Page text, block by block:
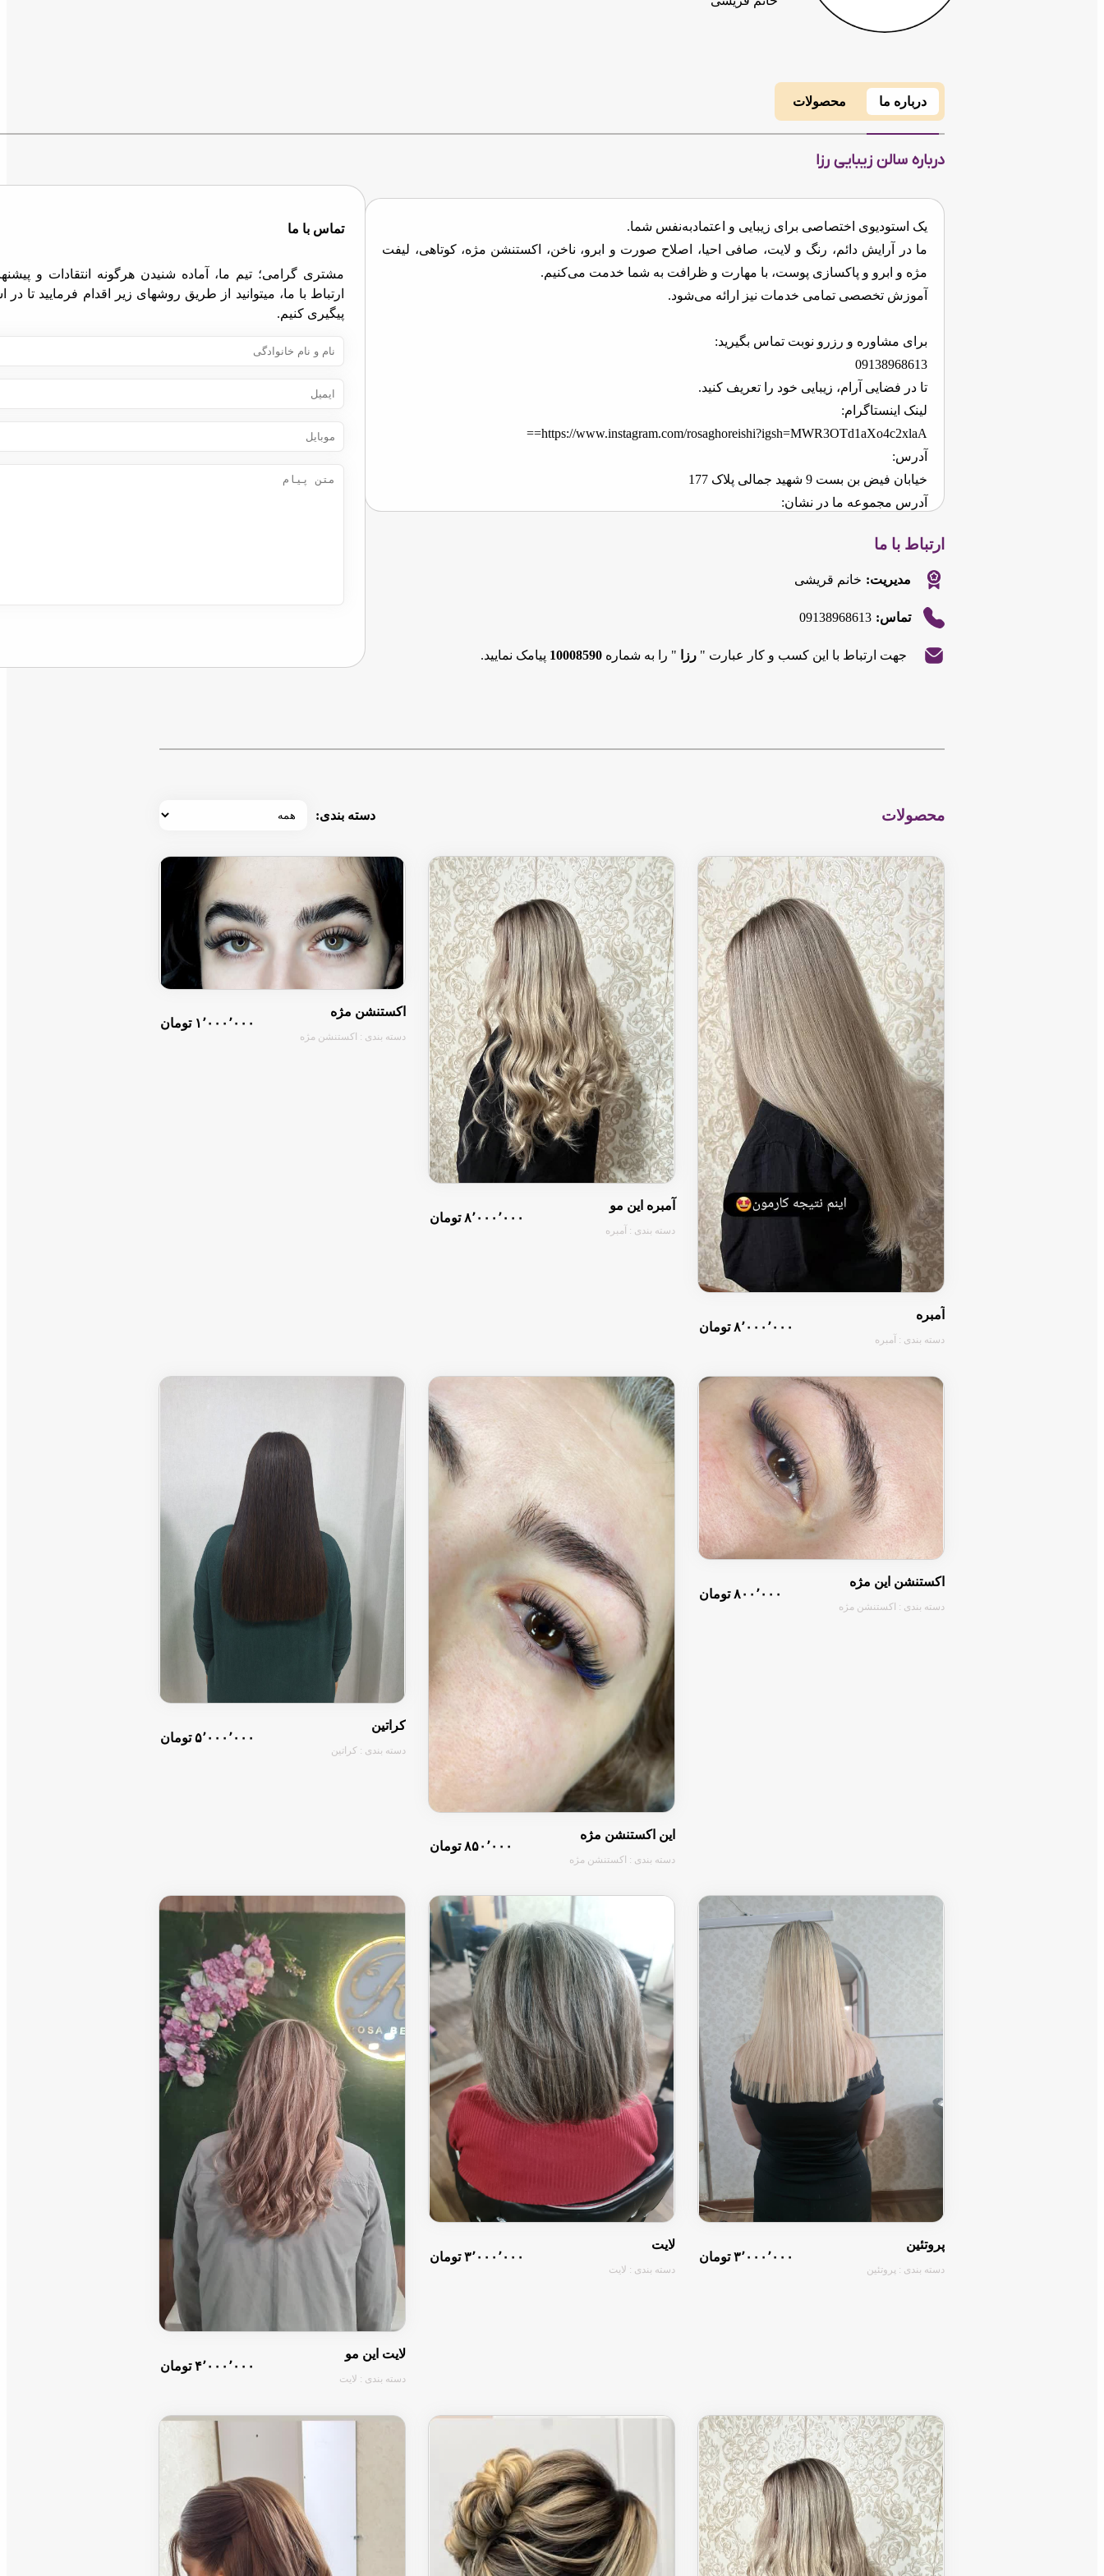
درباره ما محصولات
درباره سالن زیبایی رزا
یک استودیوی اختصاصی برای زیبایی و اعتمادبه‌نفس شما.
ما در آرایش دائم، رنگ و لایت، صافی احیا، اصلاح صورت و ابرو، ناخن، اکستنشن مژه، کوتاهی، لیفت
مژه و ابرو و پاکسازی پوست، با مهارت و ظرافت به شما خدمت می‌کنیم.
آموزش تخصصی تمامی خدمات نیز ارائه می‌شود.
برای مشاوره و رزرو نوبت تماس بگیرید:
09138968613
تا در فضایی آرام، زیبایی خود را تعریف کنید.
لینک اینستاگرام:
https://www.instagram.com/rosaghoreishi?igsh=MWR3OTd1aXo4c2xlaA==
آدرس:
خیابان فیض بن بست 9 شهید جمالی پلاک 177
آدرس مجموعه ما در نشان:
ارتباط با ما
مدیریت: خانم قریشی
تماس: 09138968613
جهت ارتباط با این کسب و کار عبارت " رزا " را به شماره 10008590 پیامک نمایید. Leaflet
©
OpenStreetMap
تماس با ما
مشتری گرامی؛ تیم ما، آماده شنیدن هرگونه انتقادات و
ارتباط با ما، میتوانید از طریق روشهای زیر اقدام فرمایید تا
پیگیری کنیم.
محصولات دسته بندی:
آمبره
دسته بندی : آمبره
۸٬۰۰۰٬۰۰۰ تومان
آمبره این مو
دسته بندی : آمبره
۸٬۰۰۰٬۰۰۰ تومان
اکستنشن مژه
دسته بندی : اکستنشن مژه
۱٬۰۰۰٬۰۰۰ تومان
اکستنشن این مژه
دسته بندی : اکستنشن مژه
۸۰۰٬۰۰۰ تومان
این اکستنشن مژه
دسته بندی : اکستنشن مژه
۸۵۰٬۰۰۰ تومان
کراتین
دسته بندی : کراتین
۵٬۰۰۰٬۰۰۰ تومان
پروتئین
دسته بندی : پروتئین
۳٬۰۰۰٬۰۰۰ تومان
لایت
دسته بندی : لایت
۳٬۰۰۰٬۰۰۰ تومان
لایت این مو
دسته بندی : لایت
۴٬۰۰۰٬۰۰۰ تومان